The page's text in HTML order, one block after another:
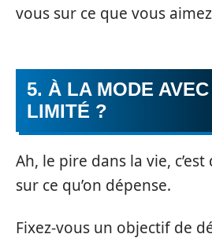
vous sur ce que vous
5. À LA MODE
LIMITÉ ?
Ah, le pire dans la vie,
sur ce qu’on dépense.
Fixez-vous un objectif de